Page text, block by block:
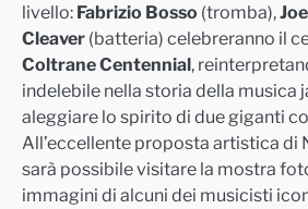
livello: Fabrizio Bosso (tromba),
Cleaver (batteria) celebreranno il
Coltrane Centennial,
indelebile nella storia della musica
aleggiare lo spirito di due giganti
All’eccellente proposta artistica di
sarà possibile visitare la mostra
immagini di alcuni dei musicisti